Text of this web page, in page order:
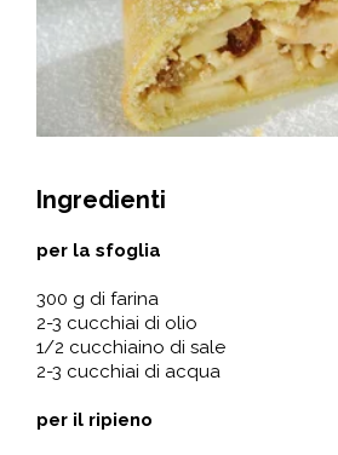
Ingredienti
per la sfoglia
300 g di farina
2-3 cucchiai di olio
1/2 cucchiaino di sale
2-3 cucchiai di acqua
per il ripieno